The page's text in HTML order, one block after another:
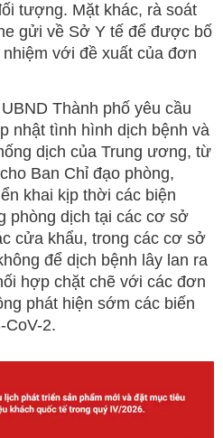
tượng. Mặt khác, rà soát
gửi về Sở Y tế để được bố
với đề xuất của đơn
Thành phố yêu cầu
nhật tình hình dịch bệnh và
dịch của Trung ương, từ
Ban Chỉ đạo phòng,
khai kịp thời các biện
phòng dịch tại các cơ sở
cửa khẩu, trong các cơ sở
để dịch bệnh lây lan ra
hợp chặt chẽ với các đơn
phát hiện sớm các biến
CoV-2.